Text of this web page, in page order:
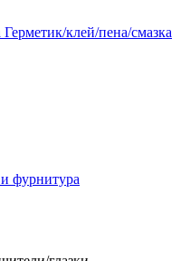
Герметик/клей/пена/смазка
фурнитура